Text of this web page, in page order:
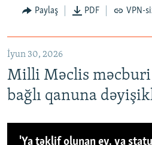
Paylaş PDF VPN-
İyun 30, 2026
Milli Məclis
bağlı qanuna